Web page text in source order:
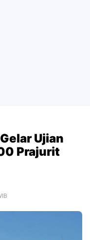
Ujian
Prajurit